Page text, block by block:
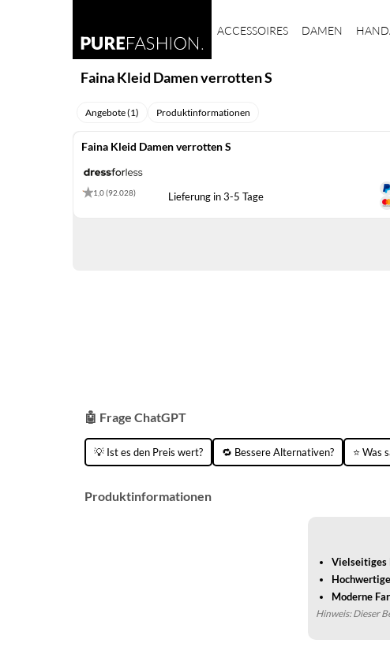
ACCESSOIRES DAMEN
Faina Kleid Damen verrotten S
Angebote (1) Produktinformationen
Faina Kleid Damen verrotten S
1,0 (92.028)
Lieferung in 3-5 Tage
🤖 Frage ChatGPT
💡 Ist es den Preis wert? 🔁 Bessere Alternativen? ⭐ Was
Produktinformationen
Vielseitiges
Moderne
Hinweis: Dieser